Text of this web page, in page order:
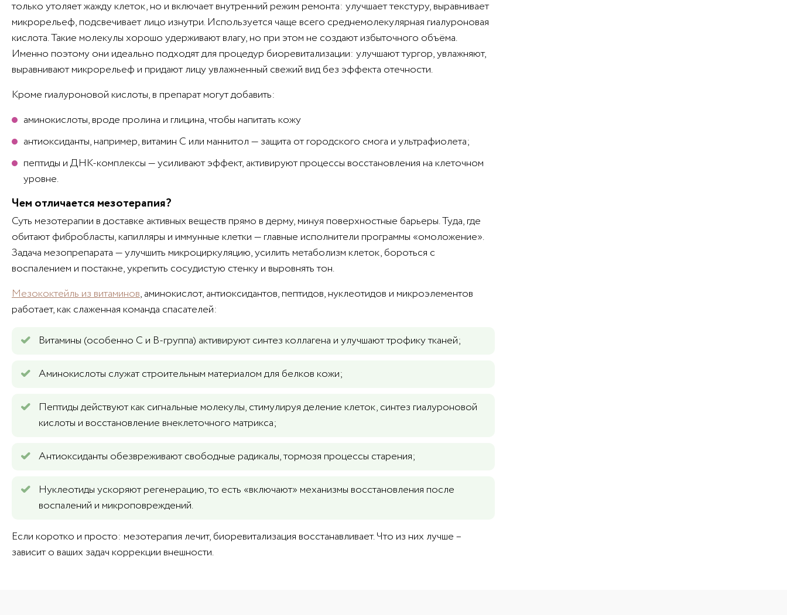
только утоляет жажду клеток, но и включает внутренний режим ремонта: улучшает текстуру, выравнивает
микрорельеф, подсвечивает лицо изнутри. Используется чаще всего среднемолекулярная гиалуроновая
кислота. Такие молекулы хорошо удерживают влагу, но при этом не создают избыточного объёма.
Именно поэтому они идеально подходят для процедур биоревитализации: улучшают тургор, увлажняют,
выравнивают микрорельеф и придают лицу увлажненный свежий вид без эффекта отечности.
Кроме гиалуроновой кислоты, в препарат могут добавить:
аминокислоты, вроде пролина и глицина, чтобы напитать кожу
антиоксиданты, например, витамин С или маннитол — защита от городского смога и ультрафиолета;
пептиды и ДНК-комплексы — усиливают эффект, активируют процессы восстановления на клеточном
уровне.
Чем отличается мезотерапия?
Суть мезотерапии в доставке активных веществ прямо в дерму, минуя поверхностные барьеры. Туда, где
обитают фибробласты, капилляры и иммунные клетки — главные исполнители программы «омоложение».
Задача мезопрепарата — улучшить микроциркуляцию, усилить метаболизм клеток, бороться с
воспалением и постакне, укрепить сосудистую стенку и выровнять тон.
Мезококтейль из витаминов, аминокислот, антиоксидантов, пептидов, нуклеотидов и микроэлементов
работает, как слаженная команда спасателей:
Витамины (особенно C и B-группа) активируют синтез коллагена и улучшают трофику тканей;
Аминокислоты служат строительным материалом для белков кожи;
Пептиды действуют как сигнальные молекулы, стимулируя деление клеток, синтез гиалуроновой
кислоты и восстановление внеклеточного матрикса;
Антиоксиданты обезвреживают свободные радикалы, тормозя процессы старения;
Нуклеотиды ускоряют регенерацию, то есть «включают» механизмы восстановления после
воспалений и микроповреждений.
Если коротко и просто: мезотерапия лечит, биоревитализация восстанавливает. Что из них лучше –
зависит о ваших задач коррекции внешности.